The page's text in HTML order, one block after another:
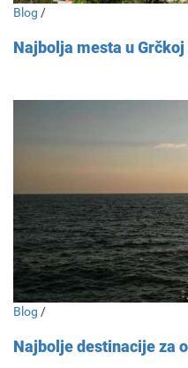
Blog /
Najbolja mesta u
Blog /
Najbolje destinacije za